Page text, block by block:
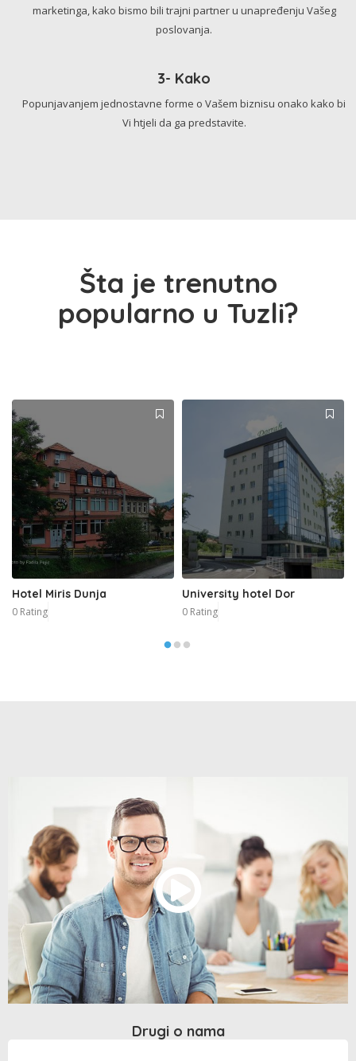
marketinga, kako bismo bili trajni partner u unapređenju Vašeg
poslovanja.
3- Kako
Popunjavanjem jednostavne forme o Vašem biznisu onako kako bi
Vi htjeli da ga predstavite.
Šta je trenutno
popularno u Tuzli?
Hotel Miris Dunja
0 Rating
University hotel Dor
0 Rating
Drugi o nama